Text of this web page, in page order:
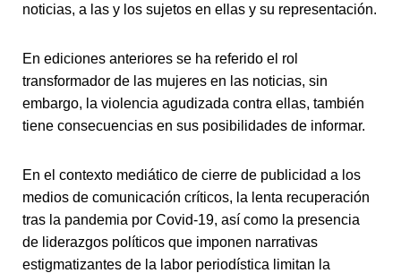
noticias, a las y los sujetos en ellas y su representación.
En ediciones anteriores se ha referido el rol
transformador de las mujeres en las noticias, sin
embargo, la violencia agudizada contra ellas, también
tiene consecuencias en sus posibilidades de informar.
En el contexto mediático de cierre de publicidad a los
medios de comunicación críticos, la lenta recuperación
tras la pandemia por Covid-19, así como la presencia
de liderazgos políticos que imponen narrativas
estigmatizantes de la labor periodística limitan la